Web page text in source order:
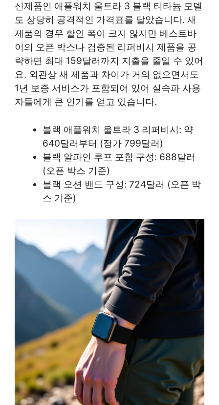
신제품인 애플워치 울트라 3 블랙 티타늄 모델
도 상당히 공격적인 가격표를 달았습니다. 새
제품의 경우 할인 폭이 크지 않지만 베스트바
이의 오픈 박스나 검증된 리퍼비시 제품을 공
략하면 최대 159달러까지 지출을 줄일 수 있어
요. 외관상 새 제품과 차이가 거의 없으면서도
1년 보증 서비스가 포함되어 있어 실속파 사용
자들에게 큰 인기를 얻고 있습니다.
블랙 애플워치 울트라 3 리퍼비시: 약
640달러부터 (정가 799달러)
블랙 알파인 루프 포함 구성: 688달러
(오픈 박스 기준)
블랙 오션 밴드 구성: 724달러 (오픈 박
스 기준)